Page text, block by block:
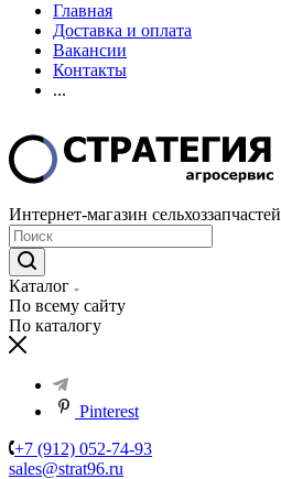
Главная
Доставка и оплата
Вакансии
Контакты
...
Интернет-магазин сельхоззапчастей
Каталог
По всему сайту
По каталогу
Pinterest
+7 (912) 052-74-93
sales@strat96.ru